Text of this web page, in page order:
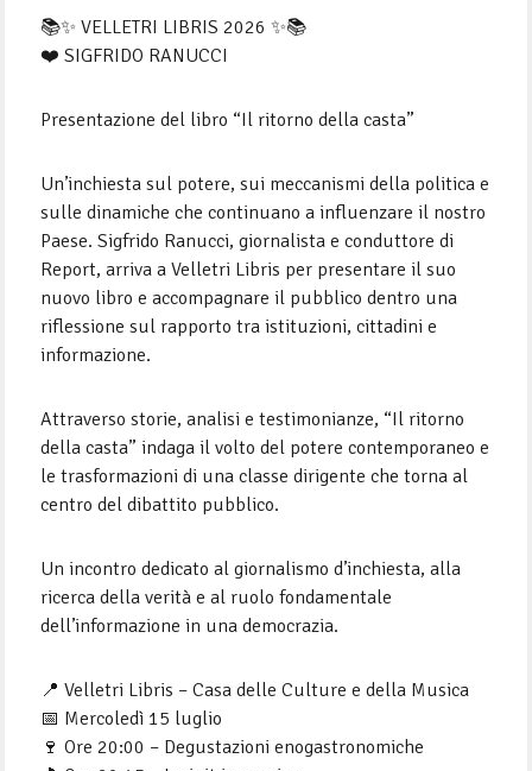
📚✨ VELLETRI LIBRIS 2026 ✨📚
❤️ SIGFRIDO RANUCCI
Presentazione del libro “Il ritorno della casta”
Un’inchiesta sul potere, sui meccanismi della politica e
sulle dinamiche che continuano a influenzare il nostro
Paese. Sigfrido Ranucci, giornalista e conduttore di
Report, arriva a Velletri Libris per presentare il suo
nuovo libro e accompagnare il pubblico dentro una
riflessione sul rapporto tra istituzioni, cittadini e
informazione.
Attraverso storie, analisi e testimonianze, “Il ritorno
della casta” indaga il volto del potere contemporaneo e
le trasformazioni di una classe dirigente che torna al
centro del dibattito pubblico.
Un incontro dedicato al giornalismo d’inchiesta, alla
ricerca della verità e al ruolo fondamentale
dell’informazione in una democrazia.
📍 Velletri Libris – Casa delle Culture e della Musica
📅 Mercoledì 15 luglio
🍷 Ore 20:00 – Degustazioni enogastronomiche